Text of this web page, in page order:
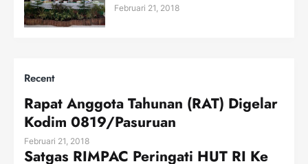
Februari 21, 2018
Recent
Rapat Anggota Tahunan (RAT) Digelar
Kodim 0819/Pasuruan
Februari 21, 2018
Satgas RIMPAC Peringati HUT RI Ke